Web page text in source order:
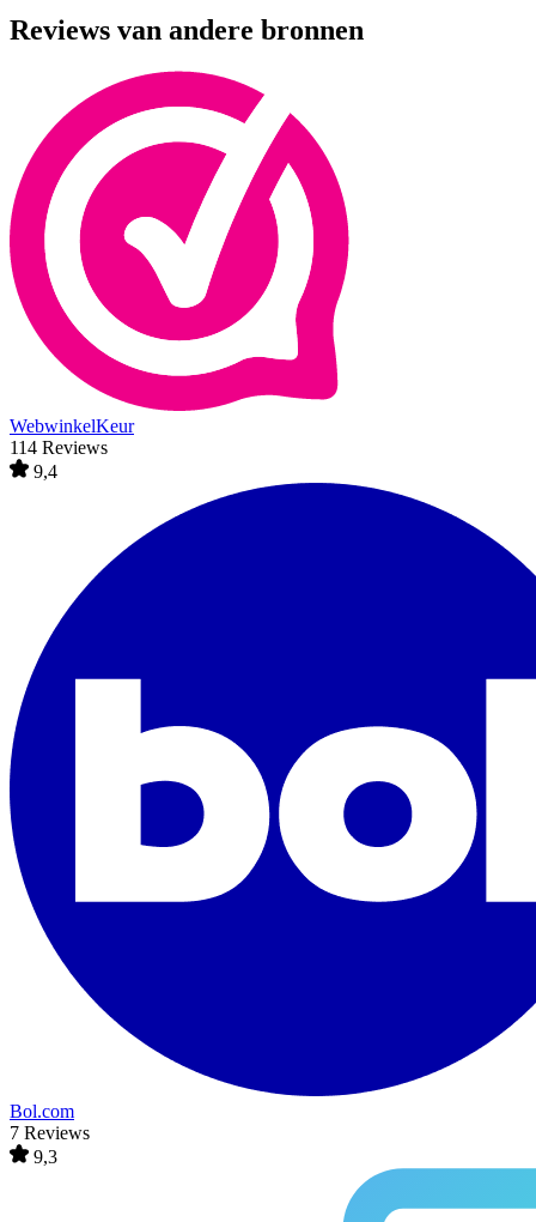
Reviews van andere bronnen
WebwinkelKeur
114 Reviews
9,4
Bol.com
7 Reviews
9,3